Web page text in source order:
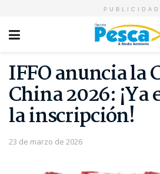
PUBLICIDAD
IFFO anuncia la
China 2026: ¡Ya
la inscripción!
23 de marzo de 2026